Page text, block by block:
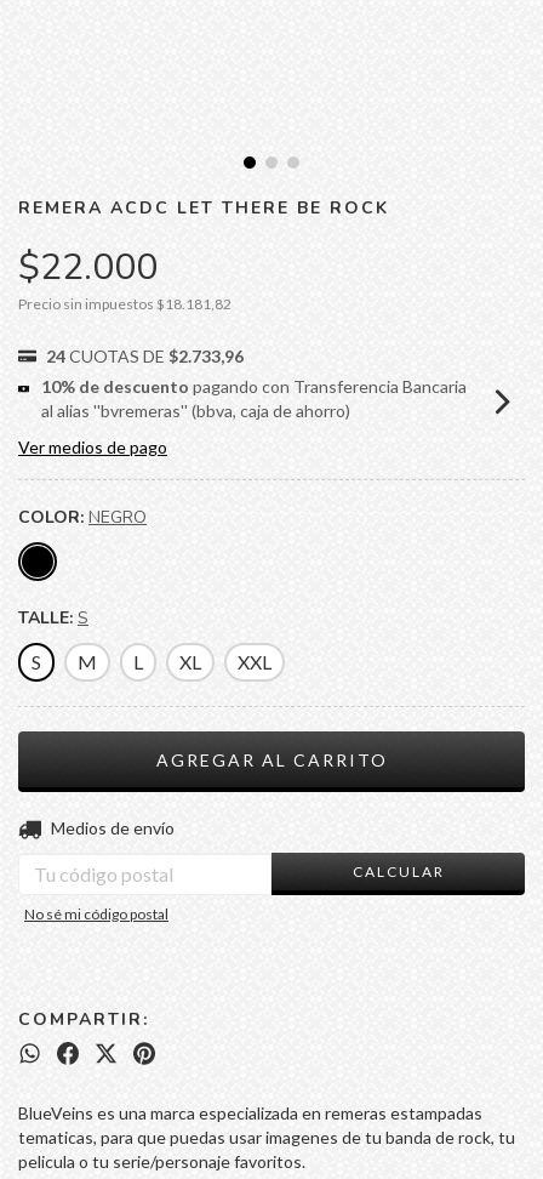
REMERA ACDC LET THERE BE ROCK
$22.000
Precio sin impuestos $18.181,82
24CUOTAS DE $2.733,96
10% de descuento pagando con Transferencia Bancaria
al alias ''bvremeras'' (bbva, caja de ahorro)
Ver medios de pago
COLOR: NEGRO
TALLE: S
S
M L XL XXL
Entregas para el CP:
Medios de envío
CALCULAR
No sé mi código postal
COMPARTIR:
BlueVeins es una marca especializada en remeras estampadas
tematicas, para que puedas usar imagenes de tu banda de rock, tu
pelicula o tu serie/personaje favoritos.